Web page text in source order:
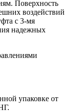
Поверхность
воздействий
с 3-мя
надежных
упаковке от